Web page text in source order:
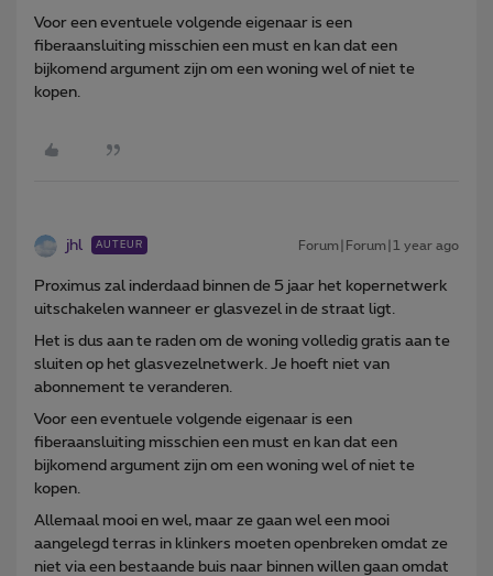
Voor een eventuele volgende eigenaar is een
fiberaansluiting misschien een must en kan dat een
bijkomend argument zijn om een woning wel of niet te
kopen.
jhl AUTEUR Forum|Forum|1 year ago
Proximus zal inderdaad binnen de 5 jaar het kopernetwerk
uitschakelen wanneer er glasvezel in de straat ligt.
Het is dus aan te raden om de woning volledig gratis aan te
sluiten op het glasvezelnetwerk. Je hoeft niet van
abonnement te veranderen.
Voor een eventuele volgende eigenaar is een
fiberaansluiting misschien een must en kan dat een
bijkomend argument zijn om een woning wel of niet te
kopen.
Allemaal mooi en wel, maar ze gaan wel een mooi
aangelegd terras in klinkers moeten openbreken omdat ze
niet via een bestaande buis naar binnen willen gaan omdat